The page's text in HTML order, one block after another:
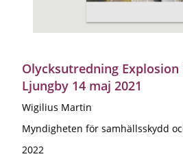
Olycksutredning
Ljungby 14 maj 2021
Wigilius Martin
Myndigheten för samhällsskydd
2022